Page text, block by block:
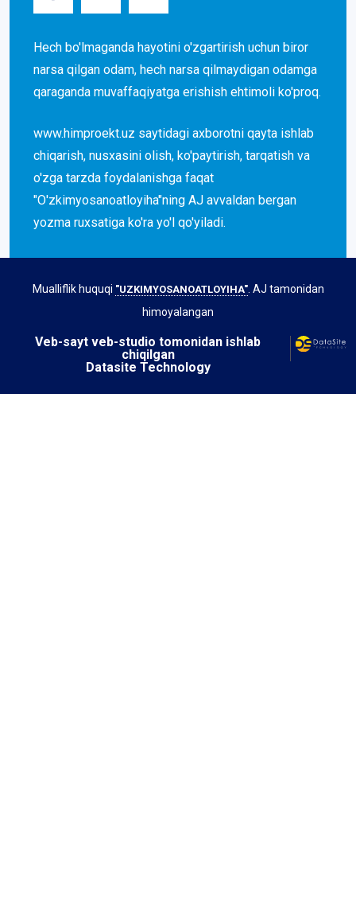
Hech bo'lmaganda hayotini o'zgartirish uchun biror
narsa qilgan odam, hech narsa qilmaydigan odamga
qaraganda muvaffaqiyatga erishish ehtimoli ko'proq.
www.himproekt.uz saytidagi axborotni qayta ishlab
chiqarish, nusxasini olish, ko'paytirish, tarqatish va
o'zga tarzda foydalanishga faqat
"O'zkimyosanoatloyiha"ning AJ avvaldan bergan
yozma ruxsatiga ko'ra yo'l qo'yiladi.
Mualliflik huquqi "UZKIMYOSANOATLOYIHA". AJ tamonidan
himoyalangan
Veb-sayt veb-studio tomonidan ishlab
chiqilgan
Datasite Technology